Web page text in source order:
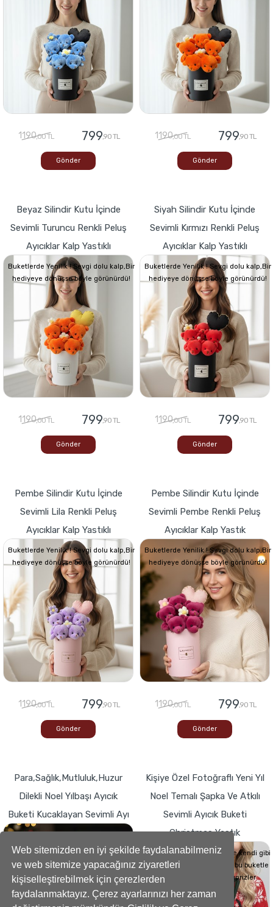
Web sitemizden en iyi şekilde faydalanabilmeniz
ve web sitemize yapacağınız ziyaretleri
kişiselleştirebilmek için çerezlerden
faydalanmaktayız. Çerez ayarlarınızı her zaman
1190,00 TL 799,90 TL
Gönder
1190,00 TL 799,90 TL
Gönder
Beyaz Silindir Kutu İçinde
Sevimli Turuncu Renkli Peluş
Ayıcıklar Kalp Yastıklı
Buketlerde Yenilik ! Sevgi dolu kalp,Bir
hediyeye dönüşse böyle görünürdü!
1190,00 TL 799,90 TL
Gönder
Siyah Silindir Kutu İçinde
Sevimli Kırmızı Renkli Peluş
Ayıcıklar Kalp Yastıklı
Buketlerde Yenilik ! Sevgi dolu kalp,Bir
hediyeye dönüşse böyle görünürdü!
1190,00 TL 799,90 TL
Gönder
Pembe Silindir Kutu İçinde
Sevimli Lila Renkli Peluş
Ayıcıklar Kalp Yastıklı
Buketlerde Yenilik ! Sevgi dolu kalp,Bir
hediyeye dönüşse böyle görünürdü!
1190,00 TL 799,90 TL
Gönder
Pembe Silindir Kutu İçinde
Sevimli Pembe Renkli Peluş
Ayıcıklar Kalp Yastık
Buketlerde Yenilik ! Sevgi dolu kalp,Bir
hediyeye dönüşse böyle görünürdü!
1190,00 TL 799,90 TL
Gönder
Para,Sağlık,Mutluluk,Huzur
Dilekli Noel Yılbaşı Ayıcık
Buketi Kucaklayan Sevimli Ayı
hediyeye dönüşse böyle görünürdü!
Kişiye Özel Fotoğraflı Yeni Yıl
Noel Temalı Şapka Ve Atkılı
Sevimli Ayıcık Buketi
Christmas Yastık
Sevdiklerinizin Kalplerini de kendi gibi
yumuşacık hale getirecek bu buketle
sevdiklerinize küçük süprizler